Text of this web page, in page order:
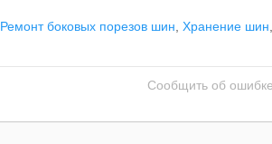
Ремонт боковых порезов шин Хранение шин
Сообщить об ошибке